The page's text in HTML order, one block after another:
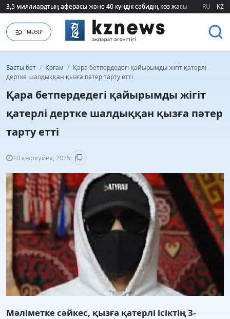
3,5 миллиардтың аферасы және 40 күндік сәбидің көз жасы:
3,5 миллиардтың аферасы және 40 күндік сәбидің көз жасы: RU KZ
МӘЗІР
Басты бет / Қоғам / Қара бетпердедегі қайырымды жігіт қатерлі
дертке шалдыққан қызға пәтер тарту етті
Қара бетпердедегі қайырымды жігіт
қатерлі дертке шалдыққан қызға пәтер
тарту етті
10 қыркүйек, 2025
Мәліметке сәйкес, қызға қатерлі ісіктің 3-